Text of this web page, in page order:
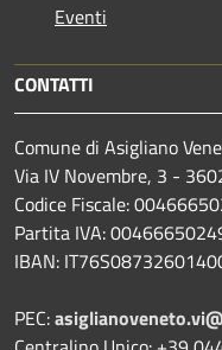
Eventi
CONTATTI
Comune di Asigliano
Via IV Novembre, 3 -
Codice Fiscale:
Partita IVA:
IBAN:
PEC: